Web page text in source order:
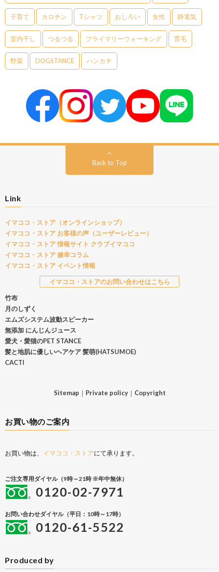
子育て カロチン Tシャツ おしろい 女性 静電気
室内干し つるつる プライマリーウォーキング 育毛
野菜 DOGSTANCE ハンカチ
Back to Top
Link
イマココ・ストア（オンラインショップ）
イマココ・ストア お客様の声（ユーザーレビュー）
イマココ・ストア 情報サイト クラブイマココ
イマココ・ストア 健幸コラム
イマココ・ストア イベント情報
イマココ・ストアのお問い合わせはこちら
竹布
月のしずく
エムズシステム波動スピーカー
無添加 にんじんジュース
愛犬・愛猫のPET STANCE
髪と地肌に優しいヘアケア 髪萌(HATSUMOE)
CACTI
Sitemap ｜ Private policy｜ Copyright
お買い物のご案内
お買い物は、 イマココ・ストアにて承ります。
ご注文専用ダイヤル（9時～21時 ※年中無休）
0120-02-7971
お問い合わせダイヤル（平日：10時～17時）
0120-61-5522
Produced by